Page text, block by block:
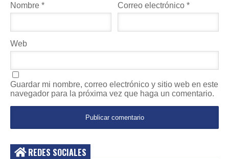
Nombre * Correo electrónico*
Web
Guardar mi nombre, correo electrónico y sitio web en este
navegador para la próxima vez que haga un comentario.
REDES SOCIALES